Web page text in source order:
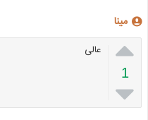
مینا

1

عالی